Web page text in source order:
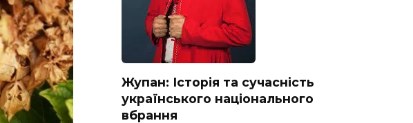
Жупан: Історія та сучасність
українського національного
вбрання